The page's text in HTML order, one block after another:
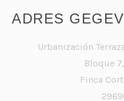
ADRES
Urbanización
Bloque
Finca